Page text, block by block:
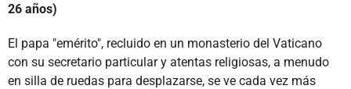
26 años)
El papa "emérito", recluido en un monasterio del Vaticano
con su secretario particular y atentas religiosas, a menudo
en silla de ruedas para desplazarse, se ve cada vez más